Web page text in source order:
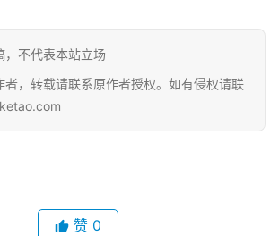
，不代表本站立场
者，转载请联系原作者授权。如有侵权请联
赞 0